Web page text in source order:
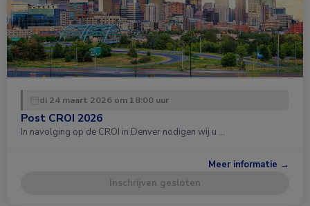
di 24 maart 2026 om 18:00 uur
Post CROI 2026
In navolging op de CROI in Denver nodigen wij u …
Meer informatie →
Inschrijven gesloten